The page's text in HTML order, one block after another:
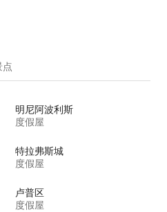
点
明尼阿波利斯
度假屋
特拉弗斯城
度假屋
卢普区
度假屋